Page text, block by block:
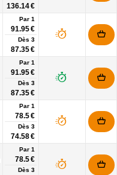
136.14 €
Par 1
91.95 €
Dès 3
87.35 €
Par 1
91.95 €
Dès 3
87.35 €
Par 1
78.5 €
Dès 3
74.58 €
Par 1
78.5 €
Dès 3